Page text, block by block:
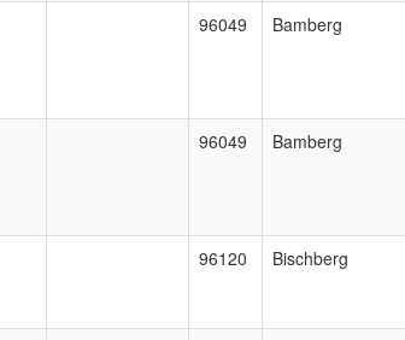
96049 Bamberg
96049 Bamberg
96120 Bischberg